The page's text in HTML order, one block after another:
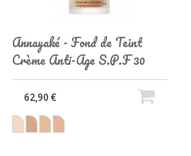
Annayaké - Fond de Teint
Crème Anti-Age S.P.F 30
62,90 €